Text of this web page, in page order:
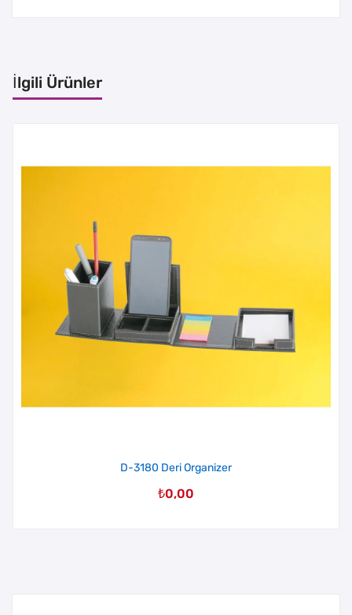
İlgili Ürünler
D-3180 Deri Organizer
₺0,00